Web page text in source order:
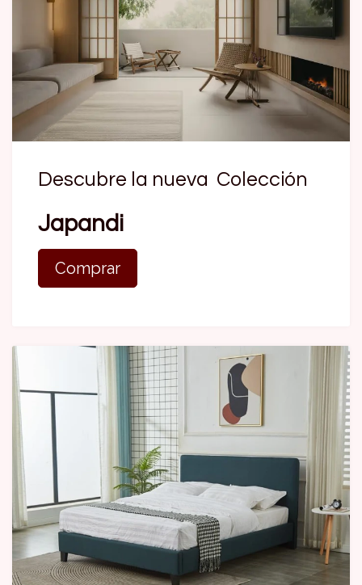
Descubre la nueva Colección
Japandi
Comprar